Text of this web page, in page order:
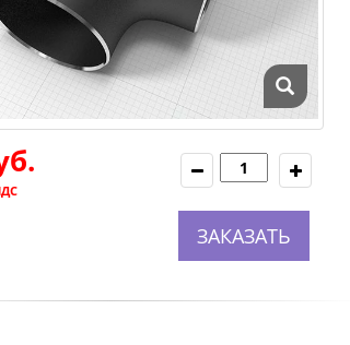
ЗАКАЗАТЬ